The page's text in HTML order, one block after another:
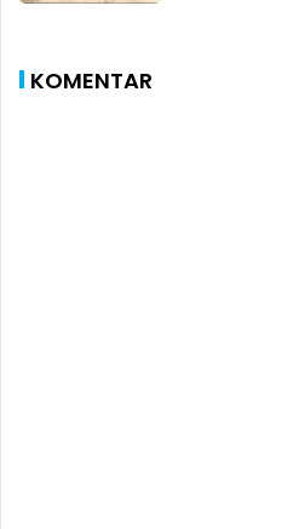
KOMENTAR